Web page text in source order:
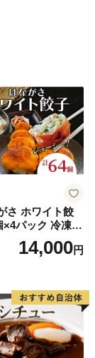
さ ホワイト餃
×4パック 冷凍
グルメ ご当地
おかず 簡単調
り寄せ 日高市
14,000円